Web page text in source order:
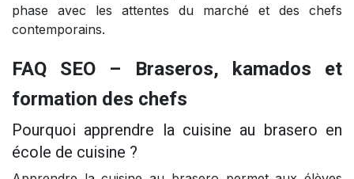
phase avec les attentes du marché et des chefs
contemporains.
FAQ SEO – Braseros, kamados et
formation des chefs
Pourquoi apprendre la cuisine au brasero en
école de cuisine ?